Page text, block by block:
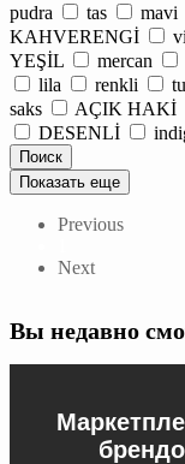
pudra
tas mavi
KAHVERENGİ
YEŞİL
mercan
lila
renkli
saks
AÇIK HAKİ
DESENLİ
Показать еще
Previous
Next
Вы недавно